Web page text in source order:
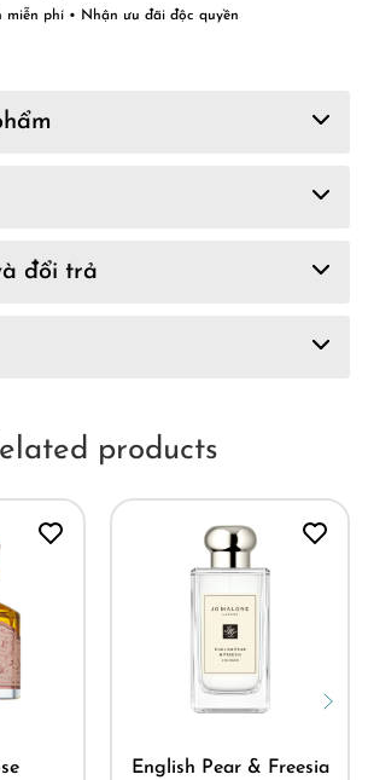
miễn phí • Nhận ưu đãi độc quyền
đổi trả
products
English Pear & Freesia